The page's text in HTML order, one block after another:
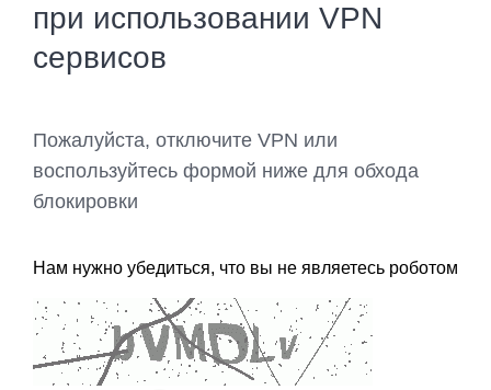
при использовании VPN
сервисов
Пожалуйста, отключите VPN или
воспользуйтесь формой ниже для обхода
блокировки
Нам нужно убедиться, что вы не являетесь роботом